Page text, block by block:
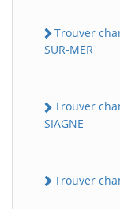
Trouver
SUR-MER
Trouver
SIAGNE
Trouver